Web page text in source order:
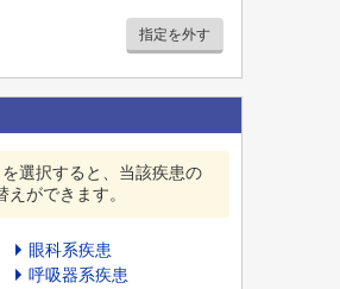
指定を外す
を選択すると、当該疾患の
ができます。
眼科系疾患
呼吸器系疾患